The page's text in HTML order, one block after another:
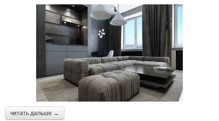
читать дальше →